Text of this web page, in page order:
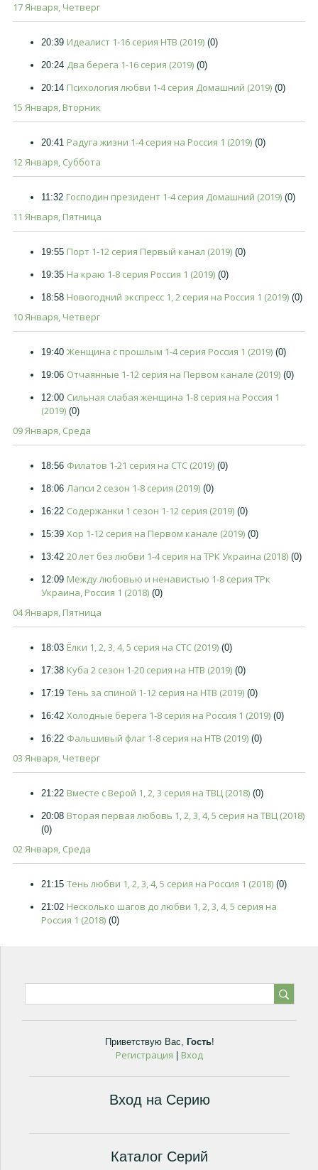
17 Января, Четверг
20:39 Идеалист 1-16 серия НТВ (2019) (0)
20:24 Два берега 1-16 серия (2019) (0)
20:14 Психология любви 1-4 серия Домашний (2019) (0)
15 Января, Вторник
20:41 Радуга жизни 1-4 серия на Россия 1 (2019) (0)
12 Января, Суббота
11:32 Господин президент 1-4 серия Домашний (2019) (0)
11 Января, Пятница
19:55 Порт 1-12 серия Первый канал (2019) (0)
19:35 На краю 1-8 серия Россия 1 (2019) (0)
18:58 Новогодний экспресс 1, 2 серия на Россия 1 (2019) (0)
10 Января, Четверг
19:40 Женщина с прошлым 1-4 серия Россия 1 (2019) (0)
19:06 Отчаянные 1-12 серия на Первом канале (2019) (0)
12:00 Сильная слабая женщина 1-8 серия на Россия 1
(2019) (0)
09 Января, Среда
18:56 Филатов 1-21 серия на СТС (2019) (0)
18:06 Лапси 2 сезон 1-8 серия (2019) (0)
16:22 Содержанки 1 сезон 1-12 серия (2019) (0)
15:39 Хор 1-12 серия на Первом канале (2019) (0)
13:42 20 лет без любви 1-4 серия на ТРК Украина (2018) (0)
12:09 Между любовью и ненавистью 1-8 серия ТРк
Украина, Россия 1 (2018) (0)
04 Января, Пятница
18:03 Ёлки 1, 2, 3, 4, 5 серия на СТС (2019) (0)
17:38 Куба 2 сезон 1-20 серия на НТВ (2019) (0)
17:19 Тень за спиной 1-12 серия на НТВ (2019) (0)
16:42 Холодные берега 1-8 серия на Россия 1 (2019) (0)
16:22 Фальшивый флаг 1-8 серия на НТВ (2019) (0)
03 Января, Четверг
21:22 Вместе с Верой 1, 2, 3 серия на ТВЦ (2018) (0)
20:08 Вторая первая любовь 1, 2, 3, 4, 5 серия на ТВЦ (2018)
(0)
02 Января, Среда
21:15 Тень любви 1, 2, 3, 4, 5 серия на Россия 1 (2018) (0)
21:02 Несколько шагов до любви 1, 2, 3, 4, 5 серия на
Россия 1 (2018) (0)
Приветствую Вас, Гость!
Регистрация Вход
Вход на Серию
Каталог Серий